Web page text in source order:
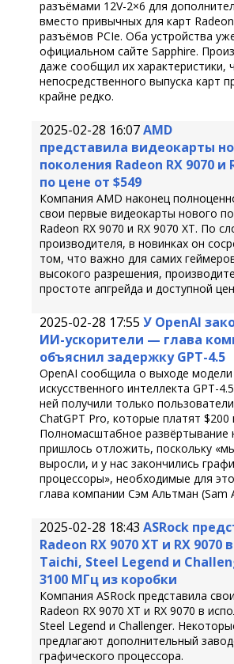
разъёмами 12V-2×6 для
вместо привычных для карт
разъёмов PCIe. Оба устройства
официальном сайте Sapphire.
даже сообщил их характеристики,
непосредственного выпуска карт
крайне редко.
2025-02-28 16:07AMD
представила видеокарты
поколения Radeon RX 9070 и
по цене от $549
Компания AMD наконец
свои первые видеокарты нового
Radeon RX 9070 и RX 9070 XT. По
производителя, в новинках он
том, что важно для самих
высокого разрешения,
простоте апгрейда и доступной
2025-02-28 17:55 У OpenAI
ИИ-ускорители — глава
объяснил задержку GPT-4.5
OpenAI сообщила о выходе модели
искусственного интеллекта GPT-
ней получили только
ChatGPT Pro, которые платят $200
Полномасштабное развёртывание
пришлось отложить, поскольку
выросли, и у нас закончились
процессоры», необходимые для
глава компании Сэм Альтман (Sam
2025-02-28 18:43 ASRock
Radeon RX 9070 XT и RX 9070
Taichi, Steel Legend и
3100 МГц из коробки
Компания ASRock представила
Radeon RX 9070 XT и RX 9070 в
Steel Legend и Challenger.
предлагают дополнительный
графического процессора.